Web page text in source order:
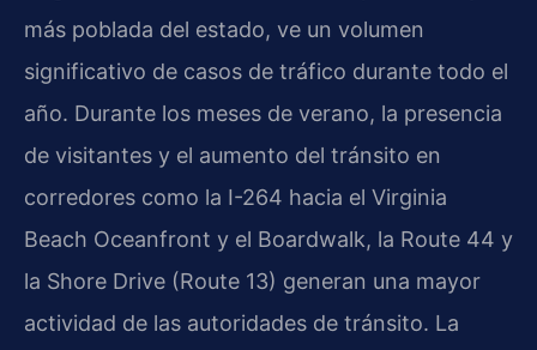
más poblada del estado, ve un volumen
significativo de casos de tráfico durante todo el
año. Durante los meses de verano, la presencia
de visitantes y el aumento del tránsito en
corredores como la I-264 hacia el Virginia
Beach Oceanfront y el Boardwalk, la Route 44 y
la Shore Drive (Route 13) generan una mayor
actividad de las autoridades de tránsito. La